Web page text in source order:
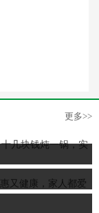
更多>>